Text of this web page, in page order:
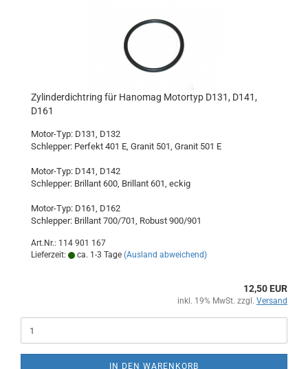
Zylinderdichtring für Hanomag Motortyp D131, D141,
D161
Motor-Typ: D131, D132
Schlepper: Perfekt 401 E, Granit 501, Granit 501 E
Motor-Typ: D141, D142
Schlepper: Brillant 600, Brillant 601, eckig
Motor-Typ: D161, D162
Schlepper: Brillant 700/701, Robust 900/901
Art.Nr.: 114 901 167
Lieferzeit:
ca. 1-3 Tage (Ausland abweichend)
12,50 EUR
inkl. 19% MwSt. zzgl. Versand
IN DEN WARENKORB